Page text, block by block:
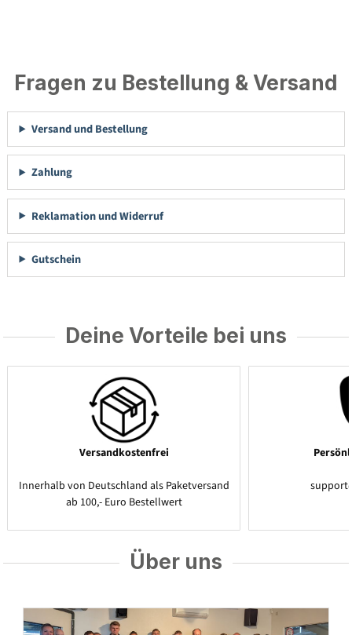
Fragen zu Bestellung & Versand
Versand und Bestellung
Zahlung
Reklamation und Widerruf
Gutschein
Deine Vorteile bei uns
Versandkostenfrei
Innerhalb von Deutschland als Paketversand
ab 100,- Euro Bestellwert
Über uns